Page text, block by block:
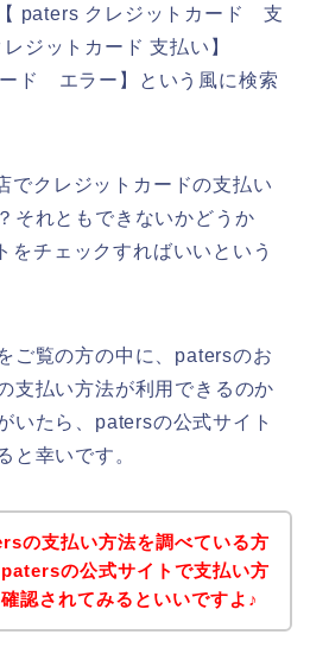
paters クレジットカード 支
ジットカード 支払い】
ード エラー】という風に検索
でクレジットカードの支払い
それともできないかどうか
をチェックすればいいという
ご覧の方の中に、patersのお
支払い方法が利用できるのか
いたら、patersの公式サイト
と幸いです。
の支払い方法を調べている方
の公式サイトで支払い方
認されてみるといいですよ♪